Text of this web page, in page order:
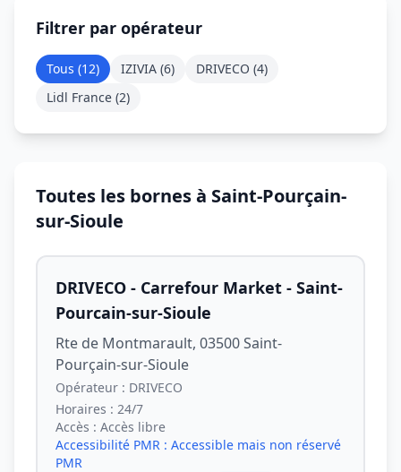
Filtrer par opérateur
Tous (12) IZIVIA (6) DRIVECO (4)
Lidl France (2)
Toutes les bornes à Saint-Pourçain-
sur-Sioule
DRIVECO - Carrefour Market - Saint-
Pourcain-sur-Sioule
Rte de Montmarault, 03500 Saint-
Pourçain-sur-Sioule
Opérateur : DRIVECO
Horaires : 24/7
Accès : Accès libre
Accessibilité PMR : Accessible mais non réservé
PMR